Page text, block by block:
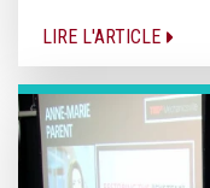
LIRE L'ARTICLE